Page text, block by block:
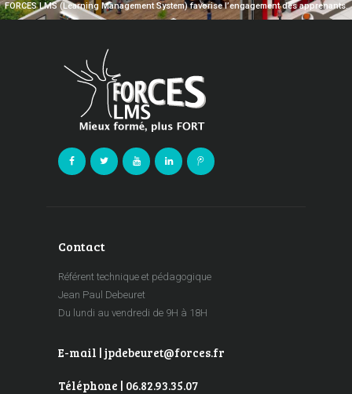
FORCES LMS (Learning Management System) favorise l’engagement des apprenants.
Contact
Référent technique et pédagogique
Jean Paul Debeuret
Du lundi au vendredi de 9H à 18H
E-mail | jpdebeuret@forces.fr
Téléphone | 06.82.93.35.07